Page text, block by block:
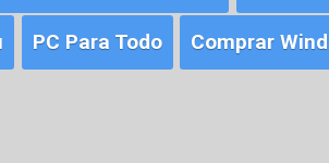
PC Para Todo Comprar